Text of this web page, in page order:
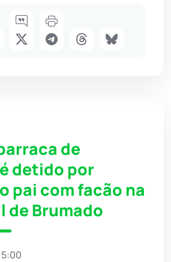
de
detido por
pai com facão na
de Brumado